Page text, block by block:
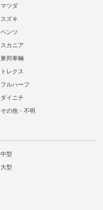
マツダ
スズキ
ベンツ
スカニア
東邦車輛
トレクス
フルハーフ
ダイニチ
その他・不明
中型
大型